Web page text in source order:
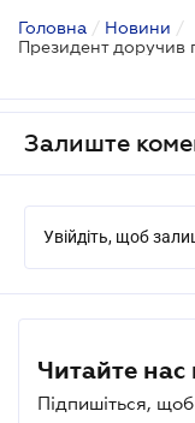
Головна / Новини /
Залиште
Увійдіть, щоб
Читайте
Підпишіться, щоб